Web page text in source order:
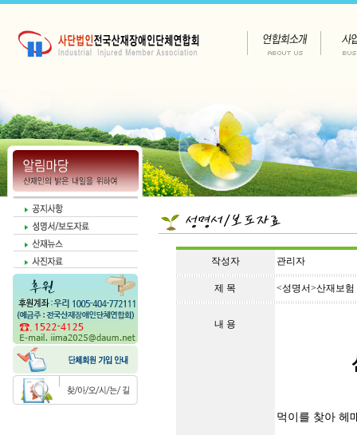
작성자 관리자
제 목 <성명서>산재보
내 용
먹이를 찾아 헤